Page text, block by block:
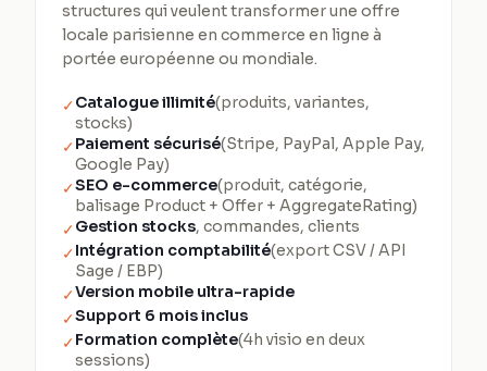
structures qui veulent transformer une offre
locale parisienne en commerce en ligne à
portée européenne ou mondiale.
✓Catalogue illimité(produits, variantes,
stocks)
✓Paiement sécurisé(Stripe, PayPal, Apple Pay,
Google Pay)
✓SEO e-commerce(produit, catégorie,
balisage Product + Offer + AggregateRating)
✓Gestion stocks, commandes, clients
✓Intégration comptabilité(export CSV / API
Sage / EBP)
✓Version mobile ultra-rapide
✓Support 6 mois inclus
✓Formation complète(4h visio en deux
sessions)